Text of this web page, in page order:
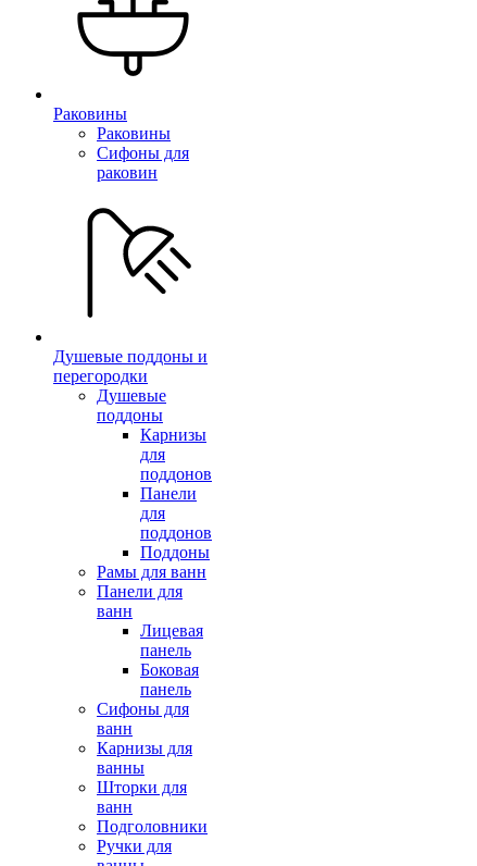
Раковины
Раковины
Сифоны для
раковин
Душевые поддоны и
перегородки
Душевые
поддоны
Карнизы
для
поддонов
Панели
для
поддонов
Поддоны
Рамы для ванн
Панели для
ванн
Лицевая
панель
Боковая
панель
Сифоны для
ванн
Карнизы для
ванны
Шторки для
ванн
Подголовники
Ручки для